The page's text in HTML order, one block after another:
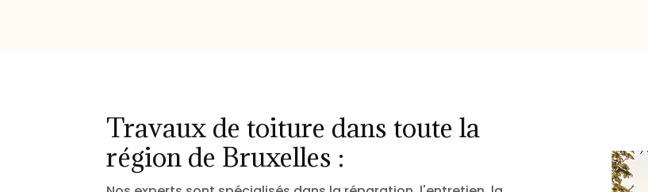
Travaux de toiture dans toute la
région de Bruxelles :